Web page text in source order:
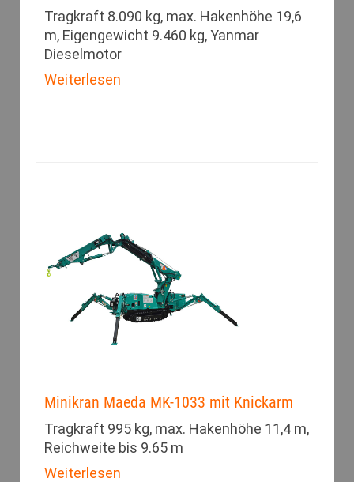
Tragkraft 8.090 kg, max. Hakenhöhe 19,6
m, Eigengewicht 9.460 kg, Yanmar
Dieselmotor
Weiterlesen
Minikran Maeda MK-1033 mit Knickarm
Tragkraft 995 kg, max. Hakenhöhe 11,4 m,
Reichweite bis 9.65 m
Weiterlesen